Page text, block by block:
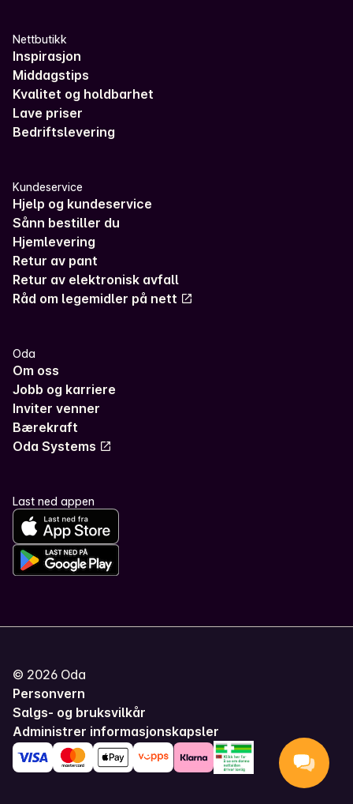
Nettbutikk
Inspirasjon
Middagstips
Kvalitet og holdbarhet
Lave priser
Bedriftslevering
Kundeservice
Hjelp og kundeservice
Sånn bestiller du
Hjemlevering
Retur av pant
Retur av elektronisk avfall
Råd om legemidler på nett
Oda
Om oss
Jobb og karriere
Inviter venner
Bærekraft
Oda Systems
Last ned appen
© 2026 Oda
Personvern
Salgs- og bruksvilkår
Administrer informasjonskapsler